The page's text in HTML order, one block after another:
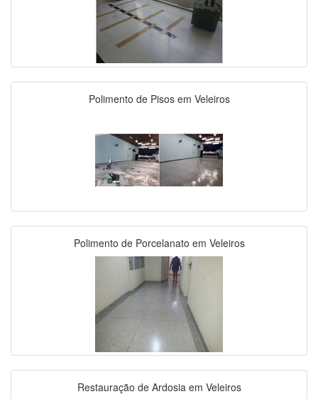
Polimento de Pisos em Veleiros
Polimento de Porcelanato em Veleiros
Restauração de Ardosia em Veleiros